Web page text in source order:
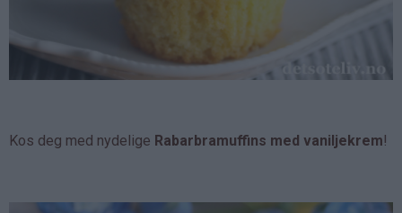
Kos deg med nydelige Rabarbramuffins med vaniljekrem!